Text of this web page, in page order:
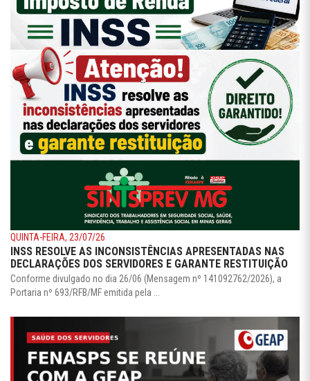
QUINTA-FEIRA, 23/07/26
INSS RESOLVE AS INCONSISTÊNCIAS APRESENTADAS NAS
DECLARAÇÕES DOS SERVIDORES E GARANTE RESTITUIÇÃO
Conforme divulgado no dia 26/06 (Mensagem nº 141092762/2026), a
Portaria nº 693/RFB/MF emitida pela ...